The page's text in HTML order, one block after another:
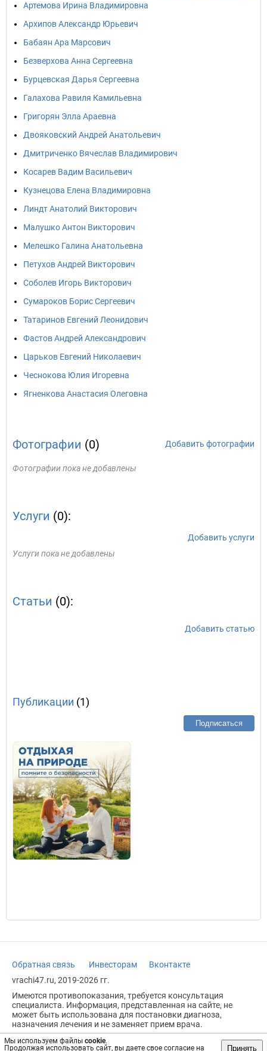
Мы используем файлы cookie.
Продолжая использовать сайт, вы даете свое согласие на
Принять
Артемова Ирина Владимировна
Архипов Александр Юрьевич
Бабаян Ара Марсович
Безверхова Анна Сергеевна
Бурцевская Дарья Сергеевна
Галахова Равиля Камильевна
Григорян Элла Араевна
Двояковский Андрей Анатольевич
Дмитриченко Вячеслав Владимирович
Косарев Вадим Васильевич
Кузнецова Елена Владимировна
Линдт Анатолий Викторович
Малушко Антон Викторович
Мелешко Галина Анатольевна
Петухов Андрей Викторович
Соболев Игорь Викторович
Сумароков Борис Сергеевич
Татаринов Евгений Леонидович
Фастов Андрей Александрович
Царьков Евгений Николаевич
Чеснокова Юлия Игоревна
Ягненкова Анастасия Олеговна
Фотографии (0) Добавить фотографии
Фотографии пока не добавлены
Услуги (0):
Добавить услуги
Услуги пока не добавлены
Статьи (0):
Добавить статью
Публикации (1)
Подписаться
Обратная связь Инвесторам
Вконтакте
vrachi47.ru, 2019-2026 гг.
Имеются противопоказания, требуется консультация
специалиста. Информация, представленная на сайте, не
может быть использована для постановки диагноза,
назначения лечения и не заменяет прием врача.
Возрастное ограничение: 18+